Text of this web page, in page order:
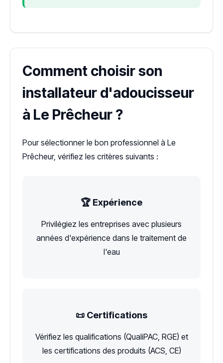
Comment choisir son
installateur d'adoucisseur
à Le Prêcheur ?
Pour sélectionner le bon professionnel à Le
Prêcheur, vérifiez les critères suivants :
🏆 Expérience
Privilégiez les entreprises avec plusieurs
années d'expérience dans le traitement de
l'eau
📜 Certifications
Vérifiez les qualifications (QualiPAC, RGE) et
les certifications des produits (ACS, CE)